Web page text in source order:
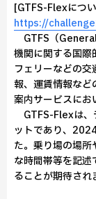
[GTFS-Flexにつ
https://
GTFS（
機関に関する国際
フェリーなどの
報、運賃情報など
案内サービスにお
GTFS-Flexは、
ットであり、
た。乗り場の場
な時間帯等を記
ることが期待され